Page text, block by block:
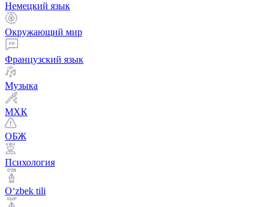
Немецкий язык
Окружающий мир
Французский язык
Музыка
МХК
ОБЖ
Психология
Оʻzbek tili